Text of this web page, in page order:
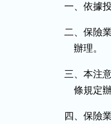
一、依據
二、保險
    辦理。
三、本注
條規定
四、保險